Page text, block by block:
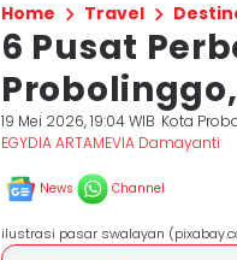
Home Travel
6 Pusat
19 Mei 2026, 19:04 WIB Kota
EGYDIA ARTAMEVIA Damayanti
News Channel
ilustrasi pasar swalayan